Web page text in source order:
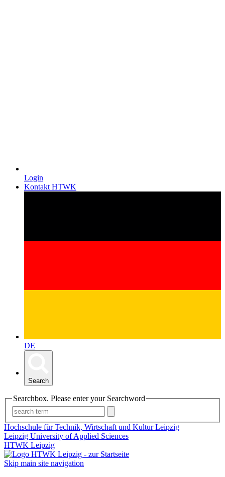
Login
Kontakt HTWK
DE
Search
Searchbox. Please enter your Searchword
Hochschule für Technik, Wirtschaft und Kultur Leipzig
Leipzig University of Applied Sciences
HTWK Leipzig
Skip main site navigation